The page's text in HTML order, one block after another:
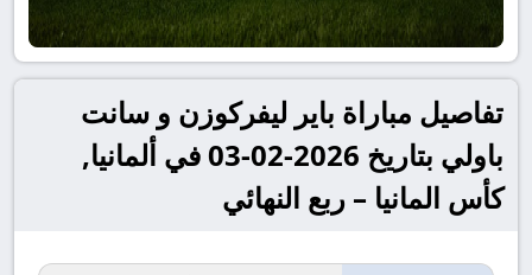
تفاصيل مباراة باير ليفركوزن و سانت
باولي بتاريخ 2026-02-03 في ألمانيا,
كأس المانيا – ربع النهائي